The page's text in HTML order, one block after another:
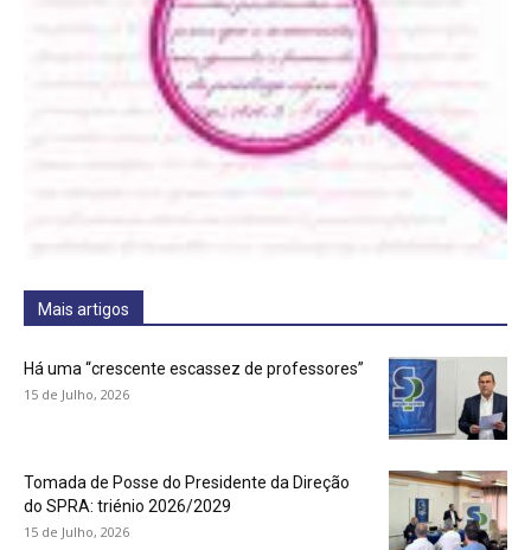
Mais artigos
Há uma “crescente escassez de professores”
15 de Julho, 2026
Tomada de Posse do Presidente da Direção
do SPRA: triénio 2026/2029
15 de Julho, 2026